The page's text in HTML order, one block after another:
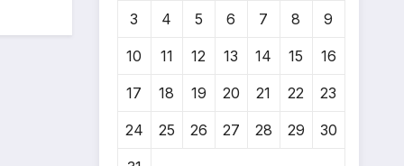
3 4 5 6 7 8 9
10 11 12 13 14 15 16
17 18 19 20 21 22 23
24 25 26 27 28 29 30
*